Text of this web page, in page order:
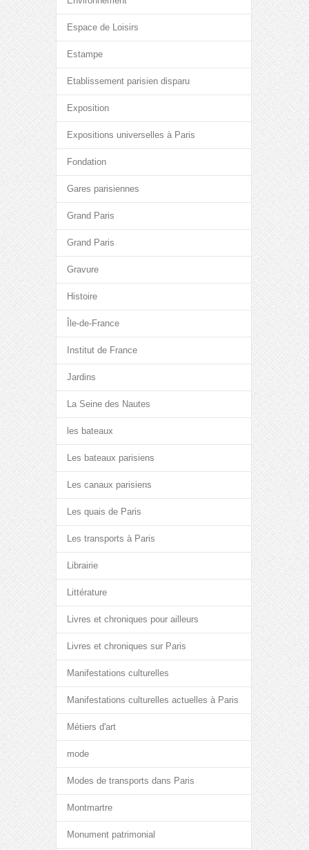
Espace de Loisirs
Estampe
Etablissement parisien disparu
Exposition
Expositions universelles à Paris
Fondation
Gares parisiennes
Grand Paris
Grand Paris
Gravure
Histoire
Île-de-France
Institut de France
Jardins
La Seine des Nautes
les bateaux
Les bateaux parisiens
Les canaux parisiens
Les quais de Paris
Les transports à Paris
Librairie
Littérature
Livres et chroniques pour ailleurs
Livres et chroniques sur Paris
Manifestations culturelles
Manifestations culturelles actuelles à Paris
Métiers d'art
mode
Modes de transports dans Paris
Montmartre
Monument patrimonial